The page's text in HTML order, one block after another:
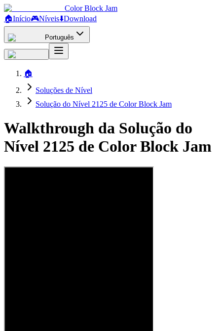
Color Block Jam
🏠Início🎮Níveis⬇️Download
Português
🏠
Soluções de Nível
Solução do Nível 2125 de Color Block Jam
Walkthrough da Solução do
Nível 2125 de Color Block Jam